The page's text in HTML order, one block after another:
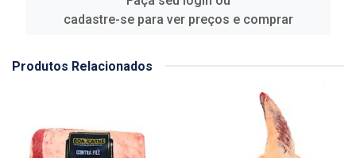
cadastre-se para ver preços e comprar
Produtos Relacionados